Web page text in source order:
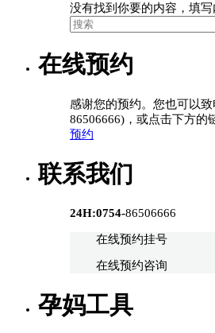
没有找到你要的内容，填
在线预约
感谢您的预约。您也可以
86506666)，或点击下方的
预约
联系我们
24H:0754-86506666
在线预约挂号
在线预约咨询
孕妈工具